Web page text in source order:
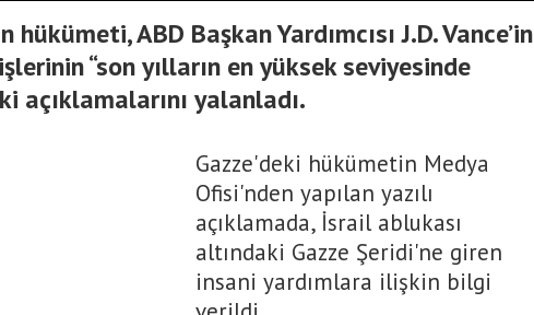
hükümeti, ABD Başkan Yardımcısı J.D. Vance’in
“son yılların en yüksek seviyesinde
açıklamalarını yalanladı.
Gazze'deki hükümetin Medya
Ofisi'nden yapılan yazılı
açıklamada, İsrail ablukası
altındaki Gazze Şeridi'ne giren
insani yardımlara ilişkin bilgi